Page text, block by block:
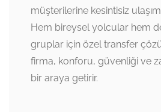
müşterilerine kesintisiz
Hem bireysel yolcular hem
gruplar için özel transfer
firma, konforu, güvenliği ve
bir araya getirir.